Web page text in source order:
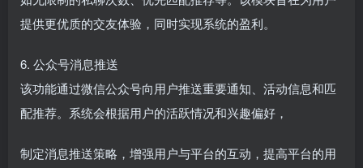
提供更优质的交友体验，同时实现系统的盈利。
6. 公众号消息推送
该功能通过微信公众号向用户推送重要通知、活动信息和匹
配推荐。系统会根据用户的活跃情况和兴趣偏好，
制定消息推送策略，增强用户与平台的互动，提高平台的用